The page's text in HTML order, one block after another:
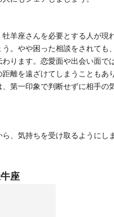
羊座さんを必要とする人が現
。やや困った相談をされても
ります。恋愛面や出会い面で
離を遠ざけてしまうこともあ
第一印象で判断せずに相手の
、気持ちを受け取るようにし
座